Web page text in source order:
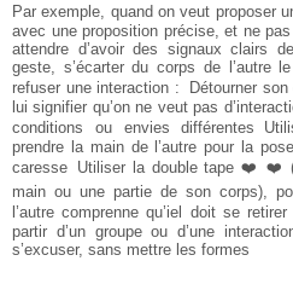
Par exemple, quand on veut proposer
avec une proposition précise, et ne pas
attendre d’avoir des signaux clairs
geste, s’écarter du corps de l’autre
refuser une interaction : Détourner son
lui signifier qu’on ne veut pas
conditions ou envies différentes
prendre la main de l’autre pour la
caresse Utiliser la double tape ❤️ ❤️
main ou une partie de son corps),
l’autre comprenne qu’iel doit se
partir d’un groupe ou d’une
s’excuser, sans mettre les formes